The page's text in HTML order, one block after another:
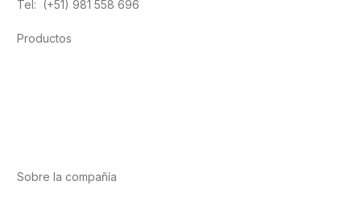
Tel: (+51) 981 558 696
Productos
Sobre la compañía